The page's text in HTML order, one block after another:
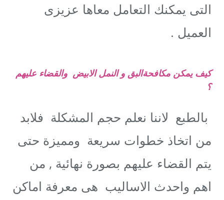
التى يمكنك التعامل معاها عزيزى
العميل .
كيف يمكن مكافحةالبق و النمل الابيض والقضاء عليهم
؟
بالطبع لاننا نعلم حجم المشكلة فلابد
من اتخاذ خطوات سريعة ومميزة حتى
يتم القضاء عليهم بصورة نهائية , من
اهم واحدث الاساليب هى معرفة اماكن